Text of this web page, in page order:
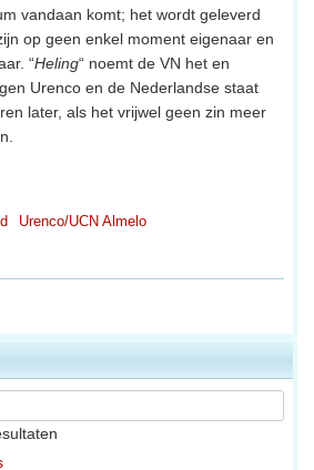
vandaan komt; het wordt geleverd
op geen enkel moment eigenaar en
“Heling“ noemt de VN het en
Urenco en de Nederlandse staat
later, als het vrijwel geen zin meer
Urenco/UCN Almelo